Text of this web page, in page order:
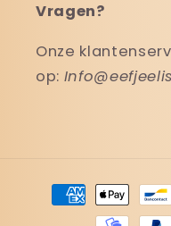
Vragen?
Onze
op:
Betaalmethoden